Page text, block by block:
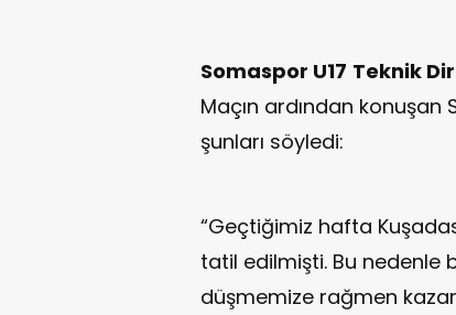
Somaspor U17 Teknik
Maçın ardından
şunları söyledi:
“Geçtiğimiz hafta
tatil edilmişti. Bu nedenle
düşmemize rağmen